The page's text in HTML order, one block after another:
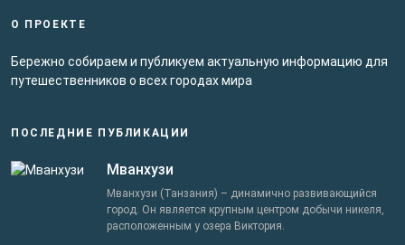
О ПРОЕКТЕ
Бережно собираем и публикуем актуальную информацию для
путешественников о всех городах мира
ПОСЛЕДНИЕ ПУБЛИКАЦИИ
Мванхузи
Мванхузи (Танзания) – динамично развивающийся
город. Он является крупным центром добычи никеля,
расположенным у озера Виктория.